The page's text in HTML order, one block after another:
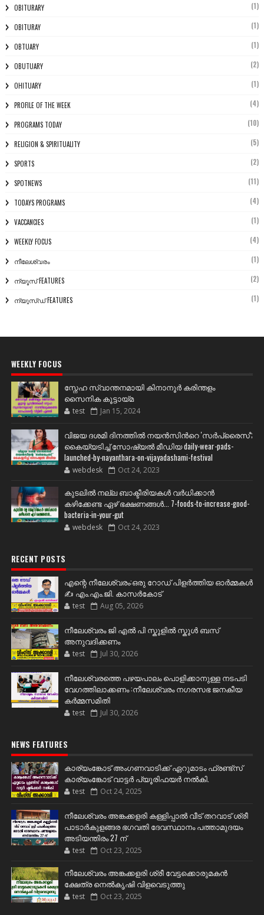
OBITURARY (1)
OBITURAY (1)
OBTUARY (1)
OBUTUARY (2)
OHITUARY (1)
PROFILE OF THE WEEK (4)
PROGRAMS TODAY (10)
RELIGION & SPIRITUALITY (5)
SPORTS (2)
SPOTNEWS (11)
TODAYS PROGRAMS (4)
VACCANCIES (1)
WEEKLY FOCUS (4)
നീലേശ്വരം (1)
ന്യൂസ് FEATURES (2)
ന്യൂസ്ഡ് FEATURES (1)
WEEKLY FOCUS
സ്നേഹ സ്വാന്തനമായി കിനാനൂർ കരിന്തളം
സൈനിക കൂട്ടായ്മ
test Jan 15, 2024
വിജയ ദശമി ദിനത്തില്‍ നയന്‍സിന്‍റെ 'സര്‍പ്രൈസ്';
കൈയ്യടിച്ച് സോഷ്യല്‍ മീഡിയ daily-wear-pads-
launched-by-nayanthara-on-vijayadashami-festival
webdesk Oct 24, 2023
കുടലിൽ നല്ല ബാക്ടീരിയകൾ വര്‍ധിക്കാന്‍
കഴിക്കേണ്ട ഏഴ് ഭക്ഷണങ്ങള്‍... 7-foods-to-increase-good-
bacteria-in-your-gut
webdesk Oct 24, 2023
RECENT POSTS
എന്റെ നീലേശ്വരം:ഒരു റോഡ് പിളർത്തിയ ഓർമ്മകൾ
✍️ എം.എം.ജി. കാസർകോട്
test Aug 05, 2026
നീലേശ്വരം ജി എൽ പി സ്കൂളിൽ സ്കൂൾ ബസ്
അനുവദിക്കണം
test Jul 30, 2026
നീലേശ്വരത്തെ പഴയപാലം പൊളിക്കാനുള്ള നടപടി
വേഗത്തിലാക്കണം :നീലേശ്വരം നഗരസഭ ജനകീയ
കർമ്മസമിതി
test Jul 30, 2026
NEWS FEATURES
കാര്യംങ്കോട് അംഗണവാടിക്ക് ഏറുമാടം ഫ്രണ്ട്സ്
കാര്യംങ്കോട് വാട്ടർ പ്യൂരിഫയർ നൽകി.
test Oct 24, 2025
നീലേശ്വരം അങ്കക്കളരി കള്ളിപ്പാൽ വീട് തറവാട് ശ്രീ
പാടാർകുളങ്ങര ഭഗവതി ദേവസ്ഥാനം പത്താമുദയം
അടിയന്തിരം 27 ന്
test Oct 23, 2025
നീലേശ്വരം അങ്കക്കളരി ശ്രീ വേട്ടക്കൊരുമകൻ
ക്ഷേത്ര നെൽകൃഷി വിളവെടുത്തു
test Oct 23, 2025